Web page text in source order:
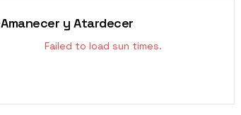
Amanecer y Atardecer
Failed to load sun times.